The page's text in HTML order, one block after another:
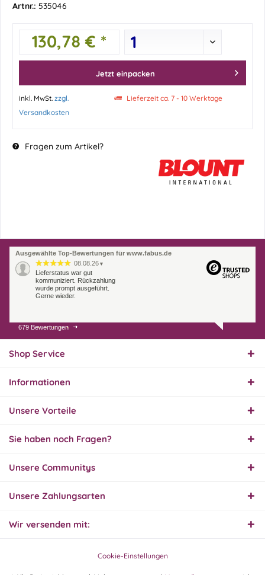
Artnr.: 535046
130,78 € *
Jetzt einpacken
inkl. MwSt. zzgl.
Versandkosten
Lieferzeit ca. 7 - 10 Werktage
Fragen zum Artikel?
Ausgewählte Top-Bewertungen für www.fabus.de
08.08.26 ▼
Lieferstatus war gut
kommuniziert. Rückzahlung
wurde prompt ausgeführt.
Gerne wieder.
07.08.26
Endlich das richtige
Innerhalb 2 Tagen Ware
geliefert. Sehr gut!
31.07.26
Super schnelle Lieferung,
wieder, vielen Dank.
679 Bewertungen
Shop Service
Informationen
Unsere Vorteile
Sie haben noch Fragen?
Unsere Communitys
Unsere Zahlungsarten
Wir versenden mit:
Cookie-Einstellungen